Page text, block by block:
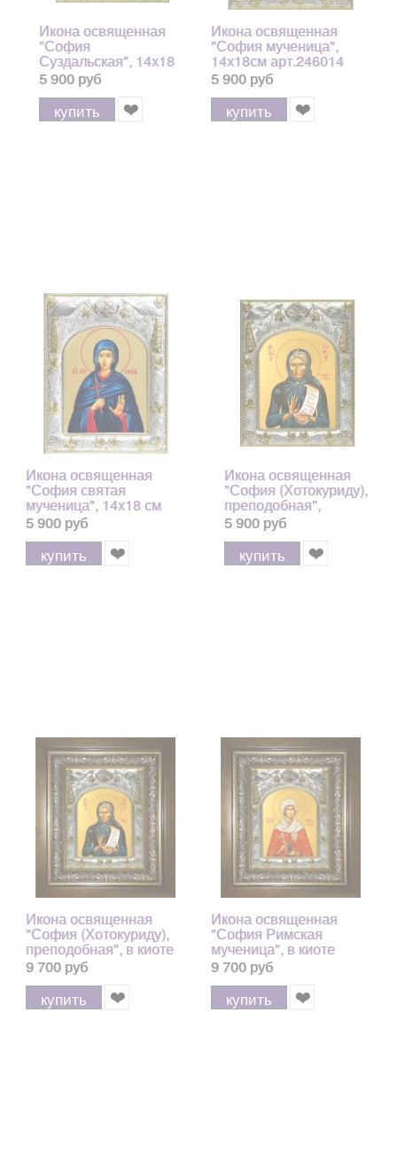
Икона освященная
"София
Суздальская", 14х18
см
5 900 руб
купить
Икона освященная
"София мученица",
14х18см арт.246014
5 900 руб
купить
Икона освященная
"София святая
мученица", 14x18 см
5 900 руб
купить
Икона освященная
"София (Хотокуриду),
преподобная",
14х18см
5 900 руб
купить
Икона освященная
"София (Хотокуриду),
преподобная", в киоте
20x24 см
9 700 руб
купить
Икона освященная
"София Римская
мученица", в киоте
20x24 см
9 700 руб
купить